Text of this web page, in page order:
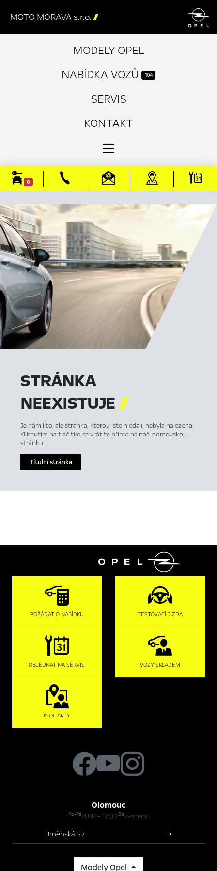

MOTO MORAVA s.r.o. 
MODELY OPEL
NABÍDKA VOZŮ
104
SERVIS
KONTAKT
0
STRÁNKA
NEEXISTUJE
Je nám líto, ale stránka, kterou jste hledali, nebyla nalezena.
Kliknutím na tlačítko se vrátíte přímo na naši domovskou
stránku.
Titulní stránka

POŽÁDAT O NABÍDKU TESTOVACÍ JÍZDA
OBJEDNAT NA SERVIS VOZY SKLADEM
KONTAKTY
Olomouc
Po-Pá8:00 – 17:00Sozavřeno
Brněnská 57
Modely Opel